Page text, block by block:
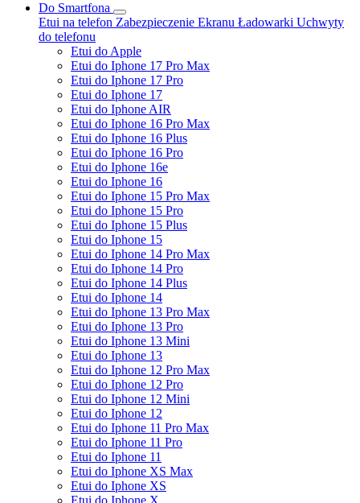
Do Smartfona
Etui na telefon Zabezpieczenie Ekranu Ładowarki Uchwyty
do telefonu
Etui do Apple
Etui do Iphone 17 Pro Max
Etui do Iphone 17 Pro
Etui do Iphone 17
Etui do Iphone AIR
Etui do Iphone 16 Pro Max
Etui do Iphone 16 Plus
Etui do Iphone 16 Pro
Etui do Iphone 16e
Etui do Iphone 16
Etui do Iphone 15 Pro Max
Etui do Iphone 15 Pro
Etui do Iphone 15 Plus
Etui do Iphone 15
Etui do Iphone 14 Pro Max
Etui do Iphone 14 Pro
Etui do Iphone 14 Plus
Etui do Iphone 14
Etui do Iphone 13 Pro Max
Etui do Iphone 13 Pro
Etui do Iphone 13 Mini
Etui do Iphone 13
Etui do Iphone 12 Pro Max
Etui do Iphone 12 Pro
Etui do Iphone 12 Mini
Etui do Iphone 12
Etui do Iphone 11 Pro Max
Etui do Iphone 11 Pro
Etui do Iphone 11
Etui do Iphone XS Max
Etui do Iphone XS
Etui do Iphone X